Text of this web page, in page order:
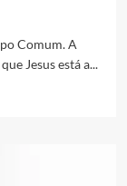
Comum. A
Jesus está a...